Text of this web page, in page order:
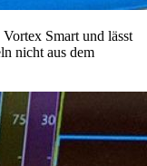
Smart und lässt
nicht aus dem